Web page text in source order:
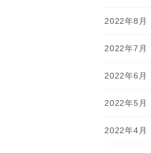
2022年8月
2022年7月
2022年6月
2022年5月
2022年4月